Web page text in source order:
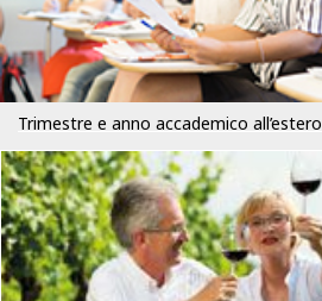
Trimestre e anno accademico all’estero